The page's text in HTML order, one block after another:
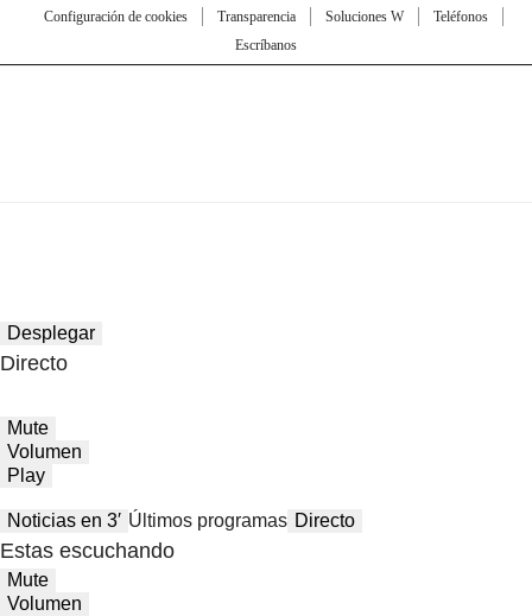
Configuración de cookies
Transparencia Soluciones W
Teléfonos
Escríbanos
Desplegar
Directo
Mute
Volumen
Play
Noticias en 3′ Últimos programas Directo
Estas escuchando
Mute
Volumen